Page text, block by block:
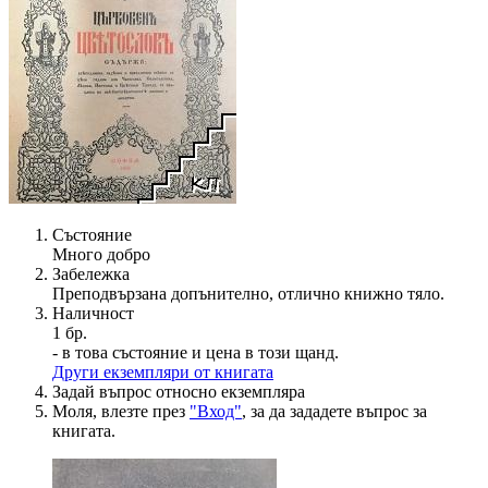
Състояние
Много добро
Забележка
Преподвързана допънително, отлично книжно тяло.
Наличност
1 бр.
- в това състояние и цена в този щанд.
Други екземпляри от книгата
Задай въпрос относно екземпляра
Моля, влезте през "Вход", за да зададете въпрос за
книгата.